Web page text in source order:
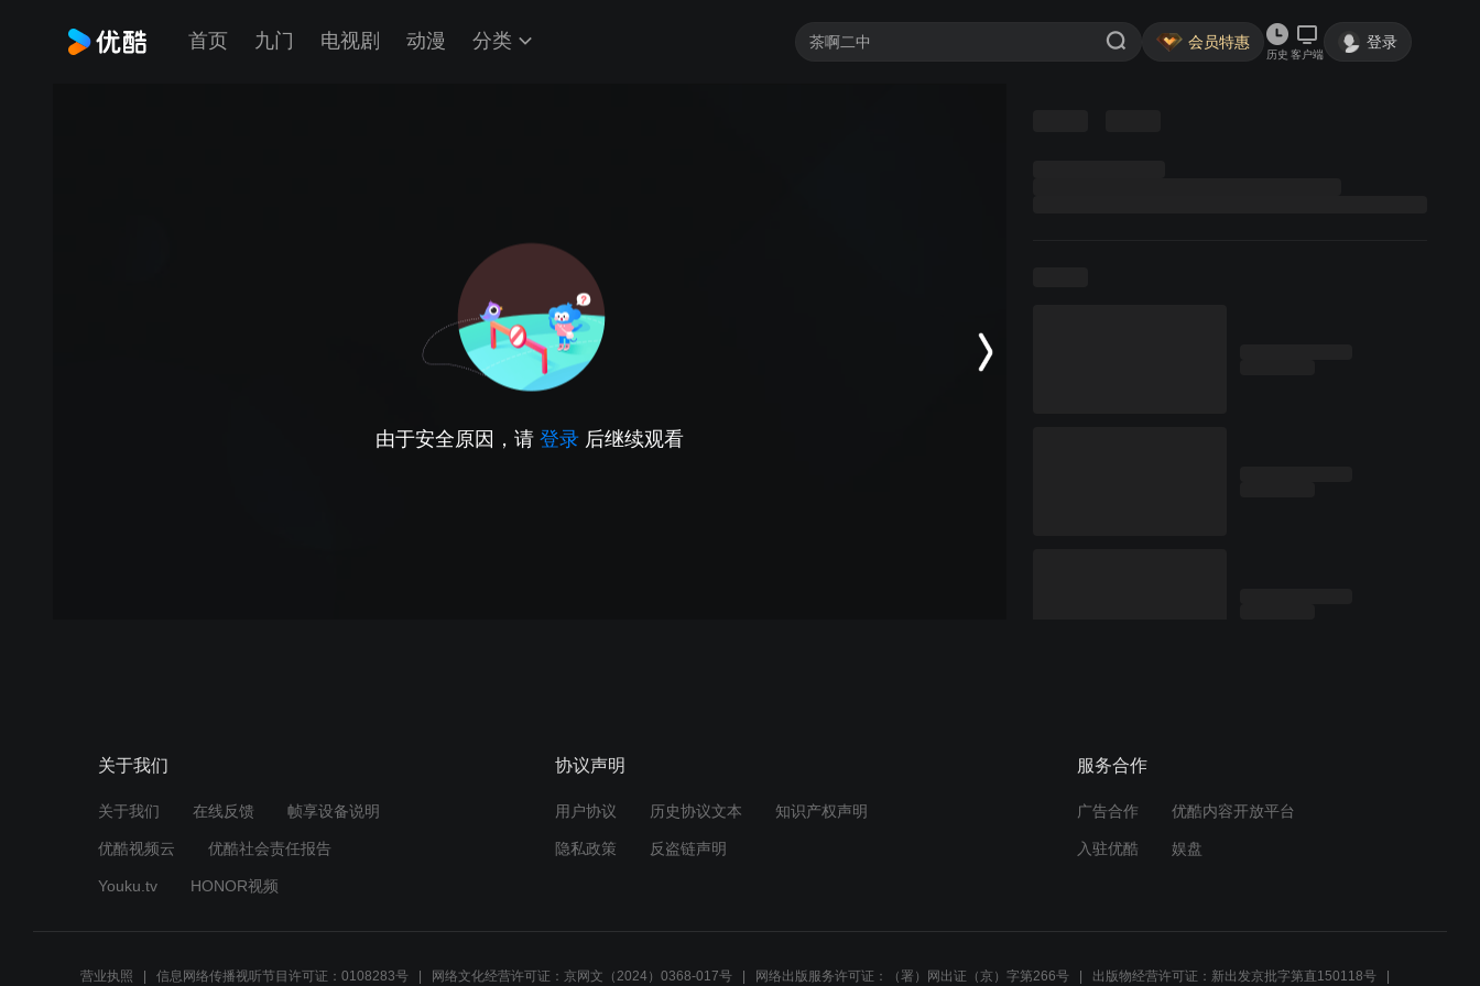
首页 九门 电视剧 动漫 分类 会员特惠
历史 客户端
登录
由于安全原因，请 登录 后继续观看
关于我们
关于我们 在线反馈 帧享设备说明
优酷视频云 优酷社会责任报告
Youku.tv HONOR视频
协议声明
用户协议 历史协议文本 知识产权声明
隐私政策 反盗链声明
服务合作
广告合作 优酷内容开放平台
入驻优酷 娱盘
营业执照 信息网络传播视听节目许可证：0108283号 网络文化经营许可证：京网文（2024）0368-017号 网络出版服务许可证：（署）网出证（京）字第266号 出版物经营许可证：新出发京批字第直150118号